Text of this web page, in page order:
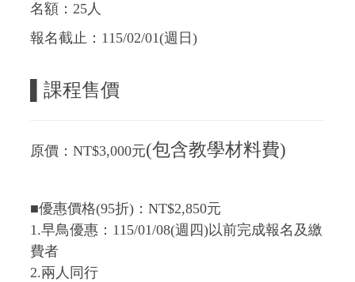
名額：25人
報名截止：115/02/01(週日)
課程售價
原價：NT$3,000元(包含教學材料費)
■優惠價格(95折)：NT$2,850元
1.早鳥優惠：115/01/08(週四)以前完成報名及繳
費者
2.兩人同行